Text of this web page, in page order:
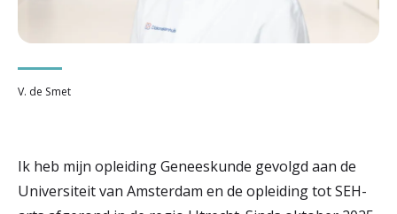
Werken & Leren bij
V. de Smet
Ik heb mijn opleiding Geneeskunde gevolgd aan de
Universiteit van Amsterdam en de opleiding tot SEH-